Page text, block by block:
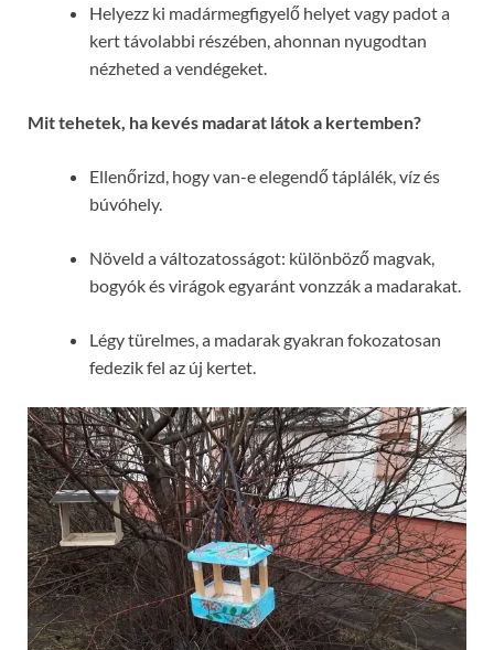
Helyezz ki madármegfigyelő helyet vagy padot a
kert távolabbi részében, ahonnan nyugodtan
nézheted a vendégeket.
Mit tehetek, ha kevés madarat látok a kertemben?
Ellenőrizd, hogy van-e elegendő táplálék, víz és
búvóhely.
Növeld a változatosságot: különböző magvak,
bogyók és virágok egyaránt vonzzák a madarakat.
Légy türelmes, a madarak gyakran fokozatosan
fedezik fel az új kertet.